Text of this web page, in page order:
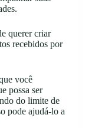
querer criar
recebidos por
você
possa ser
do limite de
pode ajudá-lo a